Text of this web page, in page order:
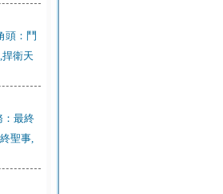
頭：鬥
衛天
：最終
聖事,